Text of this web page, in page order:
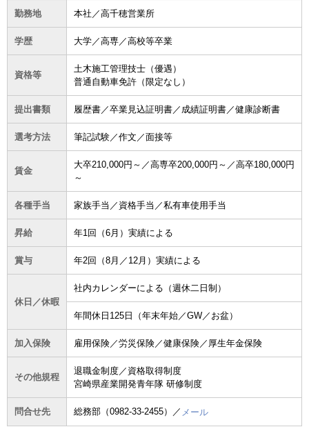
勤務地 本社／高千穂営業所
学歴 大学／高専／高校等卒業
資格等
土木施工管理技士（優遇）
普通自動車免許（限定なし）
提出書類 履歴書／卒業見込証明書／成績証明書／健康診断書
選考方法 筆記試験／作文／面接等
賃金
大卒210,000円～／高専卒200,000円～／高卒180,000円
～
各種手当 家族手当／資格手当／私有車使用手当
昇給 年1回（6月）実績による
賞与 年2回（8月／12月）実績による
休日／休暇
社内カレンダーによる（週休二日制）
年間休日125日（年末年始／GW／お盆）
加入保険 雇用保険／労災保険／健康保険／厚生年金保険
その他規程
退職金制度／資格取得制度
宮崎県産業開発青年隊 研修制度
問合せ先 総務部（0982-33-2455）／ メール